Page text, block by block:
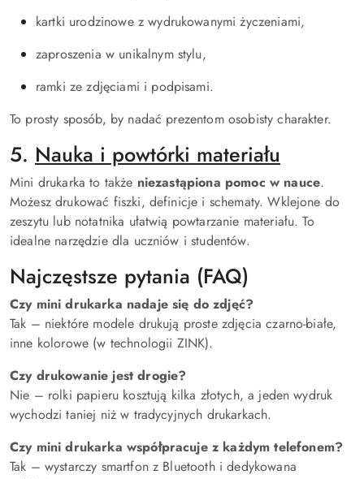
kartki urodzinowe z wydrukowanymi życzeniami,
zaproszenia w unikalnym stylu,
ramki ze zdjęciami i podpisami.
To prosty sposób, by nadać prezentom osobisty charakter.
5. Nauka i powtórki materiału
Mini drukarka to także niezastąpiona pomoc w nauce.
Możesz drukować fiszki, definicje i schematy. Wklejone do
zeszytu lub notatnika ułatwią powtarzanie materiału. To
idealne narzędzie dla uczniów i studentów.
Najczęstsze pytania (FAQ)
Czy mini drukarka nadaje się do zdjęć?
Tak – niektóre modele drukują proste zdjęcia czarno-białe,
inne kolorowe (w technologii ZINK).
Czy drukowanie jest drogie?
Nie – rolki papieru kosztują kilka złotych, a jeden wydruk
wychodzi taniej niż w tradycyjnych drukarkach.
Czy mini drukarka współpracuje z każdym telefonem?
Tak – wystarczy smartfon z Bluetooth i dedykowana